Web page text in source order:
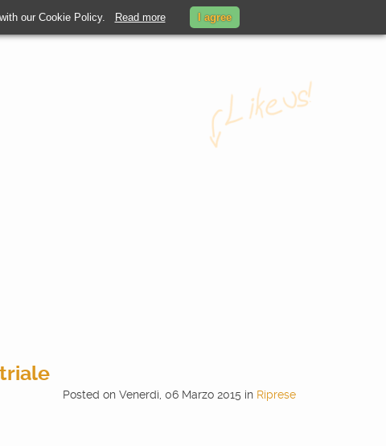
Posted on Venerdì, 06 Marzo 2015 in Riprese
our Cookie Policy. Read more I agree